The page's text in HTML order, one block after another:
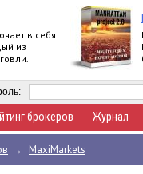
в себя
из
брокеров Журнал
→ MaxiMarkets